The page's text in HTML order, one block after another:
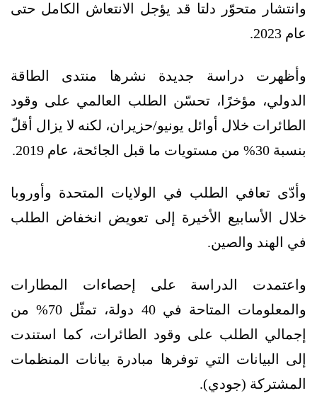
وانتشار متحوّر دلتا قد يؤجل الانتعاش الكامل حتى
عام 2023.
وأظهرت دراسة جديدة نشرها منتدى الطاقة
الدولي، مؤخرًا، تحسّن الطلب العالمي على وقود
الطائرات خلال أوائل يونيو/حزيران، لكنه لا يزال أقلّ
بنسبة 30% من مستويات ما قبل الجائحة، عام 2019.
وأدّى تعافي الطلب في الولايات المتحدة وأوروبا
خلال الأسابيع الأخيرة إلى تعويض انخفاض الطلب
في الهند والصين.
واعتمدت الدراسة على إحصاءات المطارات
والمعلومات المتاحة في 40 دولة، تمثّل 70% من
إجمالي الطلب على وقود الطائرات، كما استندت
إلى البيانات التي توفرها مبادرة بيانات المنظمات
المشتركة (جودي).